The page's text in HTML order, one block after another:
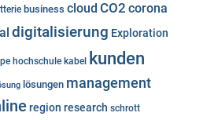
business cloud CO2 corona
digitalisierung Exploration
hochschule kabel kunden
lösungen management
region research schrott